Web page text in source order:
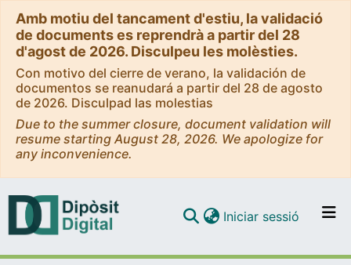
Amb motiu del tancament d'estiu, la validació
de documents es reprendrà a partir del 28
d'agost de 2026. Disculpeu les molèsties.
Con motivo del cierre de verano, la validación de
documentos se reanudará a partir del 28 de agosto
de 2026. Disculpad las molestias
Due to the summer closure, document validation will
resume starting August 28, 2026. We apologize for
any inconvenience.
Iniciar sessió (current)